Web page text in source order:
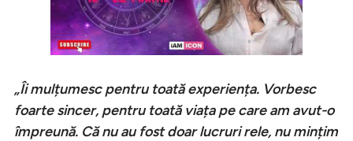
„Îi mulțumesc pentru toată experiența. Vorbesc
foarte sincer, pentru toată viața pe care am avut-o
împreună. Că nu au fost doar lucruri rele, nu mințim